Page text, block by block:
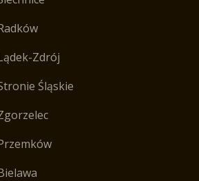
Zdrój
Śląskie